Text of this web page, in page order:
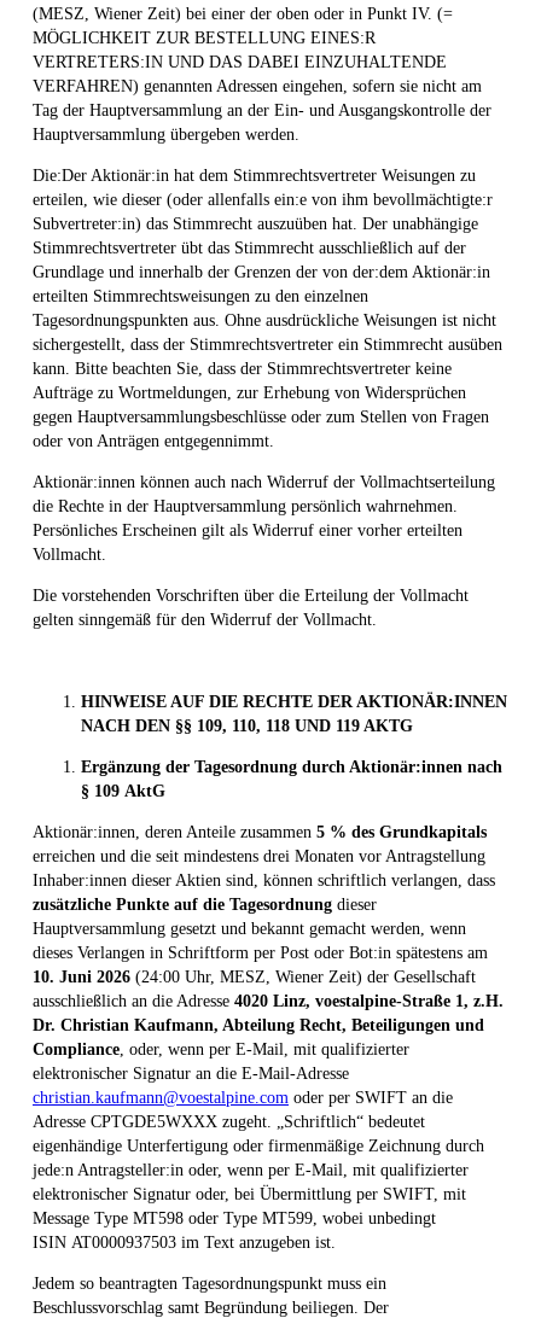
(MESZ, Wiener Zeit) bei einer der oben oder in Punkt IV. (=
MÖGLICHKEIT ZUR BESTELLUNG EINES:R
VERTRETERS:IN UND DAS DABEI EINZUHALTENDE
VERFAHREN) genannten Adressen eingehen, sofern sie nicht am
Tag der Hauptversammlung an der Ein- und Ausgangskontrolle der
Hauptversammlung übergeben werden.
Die:Der Aktionär:in hat dem Stimmrechtsvertreter Weisungen zu
erteilen, wie dieser (oder allenfalls ein:e von ihm bevollmächtigte:r
Subvertreter:in) das Stimmrecht auszuüben hat. Der unabhängige
Stimmrechtsvertreter übt das Stimmrecht ausschließlich auf der
Grundlage und innerhalb der Grenzen der von der:dem Aktionär:in
erteilten Stimmrechtsweisungen zu den einzelnen
Tagesordnungspunkten aus. Ohne ausdrückliche Weisungen ist nicht
sichergestellt, dass der Stimmrechtsvertreter ein Stimmrecht ausüben
kann. Bitte beachten Sie, dass der Stimmrechtsvertreter keine
Aufträge zu Wortmeldungen, zur Erhebung von Widersprüchen
gegen Hauptversammlungsbeschlüsse oder zum Stellen von Fragen
oder von Anträgen entgegennimmt.
Aktionär:innen können auch nach Widerruf der Vollmachtserteilung
die Rechte in der Hauptversammlung persönlich wahrnehmen.
Persönliches Erscheinen gilt als Widerruf einer vorher erteilten
Vollmacht.
Die vorstehenden Vorschriften über die Erteilung der Vollmacht
gelten sinngemäß für den Widerruf der Vollmacht.
HINWEISE AUF DIE RECHTE DER AKTIONÄR:INNEN
NACH DEN §§ 109, 110, 118 UND 119 AKTG
Ergänzung der Tagesordnung durch Aktionär:innen nach
§ 109 AktG
Aktionär:innen, deren Anteile zusammen 5 % des Grundkapitals
erreichen und die seit mindestens drei Monaten vor Antragstellung
Inhaber:innen dieser Aktien sind, können schriftlich verlangen, dass
zusätzliche Punkte auf die Tagesordnung dieser
Hauptversammlung gesetzt und bekannt gemacht werden, wenn
dieses Verlangen in Schriftform per Post oder Bot:in spätestens am
10. Juni 2026 (24:00 Uhr, MESZ, Wiener Zeit) der Gesellschaft
ausschließlich an die Adresse 4020 Linz, voestalpine-Straße 1, z.H.
Dr. Christian Kaufmann, Abteilung Recht, Beteiligungen und
Compliance , oder, wenn per E-Mail, mit qualifizierter
elektronischer Signatur an die E-Mail-Adresse
christian.kaufmann@voestalpine.com oder per SWIFT an die
Adresse CPTGDE5WXXX zugeht. „Schriftlich“ bedeutet
eigenhändige Unterfertigung oder firmenmäßige Zeichnung durch
jede:n Antragsteller:in oder, wenn per E-Mail, mit qualifizierter
elektronischer Signatur oder, bei Übermittlung per SWIFT, mit
Message Type MT598 oder Type MT599, wobei unbedingt
ISIN AT0000937503 im Text anzugeben ist.
Jedem so beantragten Tagesordnungspunkt muss ein
Beschlussvorschlag samt Begründung beiliegen. Der